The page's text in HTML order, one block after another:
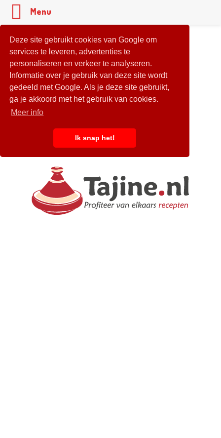
Deze site gebruikt cookies van Google om
services te leveren, advertenties te
personaliseren en verkeer te analyseren.
Informatie over je gebruik van deze site wordt
gedeeld met Google. Als je deze site gebruikt,
ga je akkoord met het gebruik van cookies.
Meer info
Ik snap het!
Menu